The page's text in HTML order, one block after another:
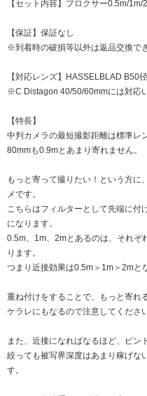
【セット内容】プロクサー0.5m/
【保証】保証なし
※到着時の破損等以外は返品交換で
【対応レンズ】HASSELBLAD B50
※C Distagon 40/50/60mmには対応
【特長】
中判カメラの最短撮影距離は標準レ
80mmも0.9mとあまり寄れません。
もっと寄って撮りたい！という方に
メです。
こちらはフィルターとして先端に付
になります。
0.5m、1m、2mとあるのは、それぞ
ります。
つまり近接効果は0.5m＞1m＞2mと
重ね付けをすることで、もっと寄れ
ケラレにもなるので注意してください
また、近接になればなるほど、ピン
絞っても被写界深度はあまり稼げな
す。